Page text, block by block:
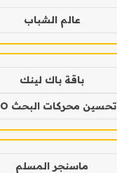
عالم الشباب
باقة باك لينك
تحسين محركات البحث SEO
ماسنجر المسلم